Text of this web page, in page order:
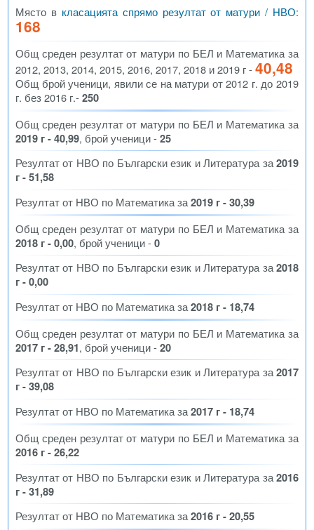
Място в класацията спрямо резултат от матури / НВО:
168
Общ среден резултат от матури по БЕЛ и Математика за
2012, 2013, 2014, 2015, 2016, 2017, 2018 и 2019 г -40,48
Общ брой ученици, явили се на матури от 2012 г. до 2019
г. без 2016 г.-250
Общ среден резултат от матури по БЕЛ и Математика за
2019 г - 40,99, брой ученици -25
Резултат от НВО по Български език и Литература за2019
г - 51,58
Резултат от НВО по Математика за2019 г - 30,39
Общ среден резултат от матури по БЕЛ и Математика за
2018 г - 0,00, брой ученици -0
Резултат от НВО по Български език и Литература за2018
г - 0,00
Резултат от НВО по Математика за2018 г - 18,74
Общ среден резултат от матури по БЕЛ и Математика за
2017 г - 28,91, брой ученици -20
Резултат от НВО по Български език и Литература за2017
г - 39,08
Резултат от НВО по Математика за2017 г - 18,74
Общ среден резултат от матури по БЕЛ и Математика за
2016 г - 26,22
Резултат от НВО по Български език и Литература за2016
г - 31,89
Резултат от НВО по Математика за2016 г - 20,55